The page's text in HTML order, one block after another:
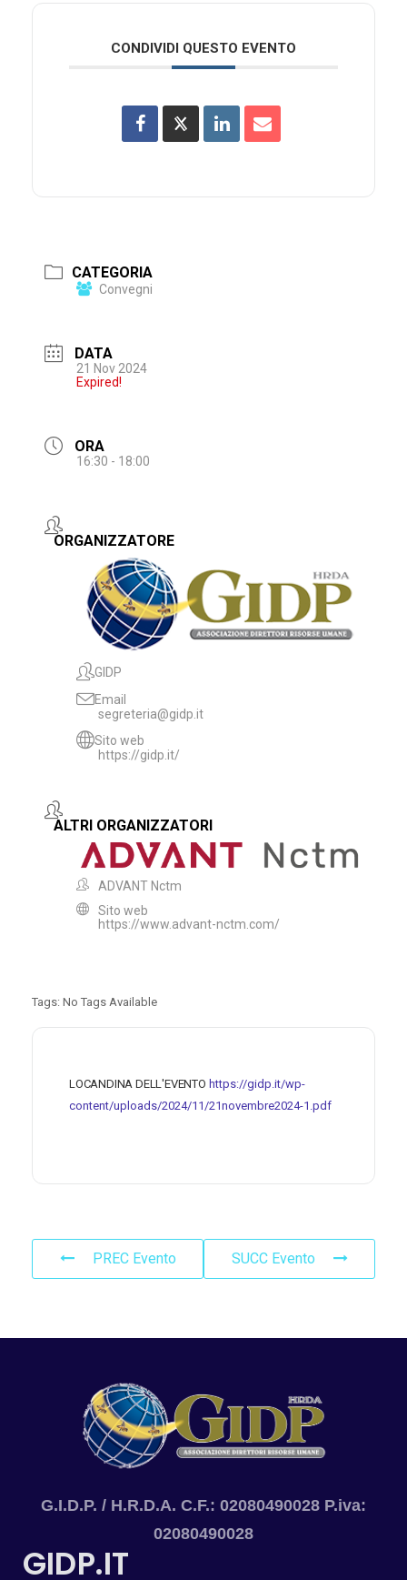
CONDIVIDI QUESTO EVENTO
CATEGORIA
Convegni
DATA
21 Nov 2024
Expired!
ORA
16:30 - 18:00
ORGANIZZATORE
GIDP
Email
segreteria@gidp.it
Sito web
https://gidp.it/
ALTRI ORGANIZZATORI
ADVANT Nctm
Sito web
https://www.advant-nctm.com/
Tags: No Tags Available
LOCANDINA DELL'EVENTO https://gidp.it/wp-
content/uploads/2024/11/21novembre2024-1.pdf
PREC Evento SUCC Evento
G.I.D.P. / H.R.D.A. C.F.: 02080490028 P.iva:
02080490028
GIDP.IT